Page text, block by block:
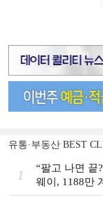
유통·부동산 BEST
1
“팔고 나면 끝
웨이, 1188만